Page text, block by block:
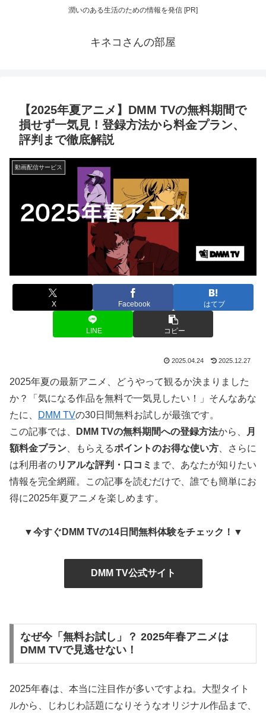
潤いのある生活のための情報を発信 [PR]
キネコさんの部屋
【2025年夏アニメ】DMM TVの無料期間で
損せず一気見！登録方法から料金プラン、
評判まで徹底解説
動画配信サービス
X Facebook はてブ
LINE コピー
2025.04.24 2025.12.27
2025年夏の最新アニメ、どうやって観るか決まりました
か？「気になる作品を無料で一気見したい！」そんなあな
たに、
DMM TVの30日間無料お試しが最強です。
この記事では、
DMM TVの無料期間への登録方法から、
月
額料金プラン、もらえるポイントのお得な使い方、さらに
は利用者のリアルな評判・口コミ まで、あなたが知りたい
情報を完全網羅。この記事を読むだけで、誰でも簡単にお
得に2025年夏アニメを楽しめます。
▼今すぐDMM TVの14日間無料体験をチェック！▼
DMM TV公式サイト
なぜ今「無料お試し」？ 2025年春アニメは
DMM TVで見逃せない！
2025年春は、本当に注目作が多いですよね。大型タイト
ルから、じわじわ話題になりそうなオリジナル作品まで、